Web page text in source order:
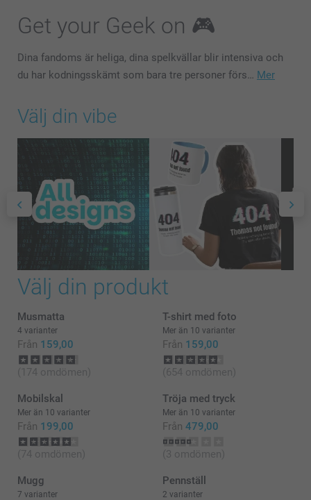
Get your Geek on 🎮
Dina fandoms är heliga, dina spelkvällar blir intensiva och
du har kodningsskämt som bara tre personer förs… Mer
Välj din vibe
Välj din produkt
Musmatta
4 varianter
Från 159,00
(174 omdömen)
T-shirt med foto
Mer än 10 varianter
Från 159,00
(654 omdömen)
Mobilskal
Mer än 10 varianter
Från 199,00
(74 omdömen)
Tröja med tryck
Mer än 10 varianter
Från 479,00
(3 omdömen)
Mugg
7 varianter
Pennställ
2 varianter